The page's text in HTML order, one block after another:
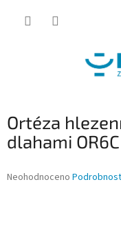
Ortéza
dlahami OR6C
Průměrné
Neohodnoceno